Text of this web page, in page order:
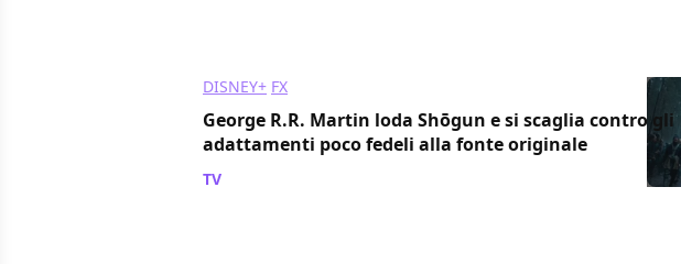
DISNEY+ FX
George R.R. Martin loda Shōgun e si scaglia contro gli
adattamenti poco fedeli alla fonte originale
TV